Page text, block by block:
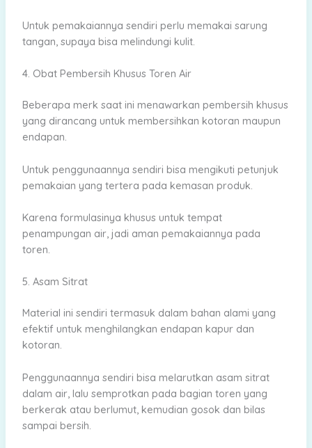
Untuk pemakaiannya sendiri perlu memakai sarung
tangan, supaya bisa melindungi kulit.
4. Obat Pembersih Khusus Toren Air
Beberapa merk saat ini menawarkan pembersih khusus
yang dirancang untuk membersihkan kotoran maupun
endapan.
Untuk penggunaannya sendiri bisa mengikuti petunjuk
pemakaian yang tertera pada kemasan produk.
Karena formulasinya khusus untuk tempat
penampungan air, jadi aman pemakaiannya pada
toren.
5. Asam Sitrat
Material ini sendiri termasuk dalam bahan alami yang
efektif untuk menghilangkan endapan kapur dan
kotoran.
Penggunaannya sendiri bisa melarutkan asam sitrat
dalam air, lalu semprotkan pada bagian toren yang
berkerak atau berlumut, kemudian gosok dan bilas
sampai bersih.